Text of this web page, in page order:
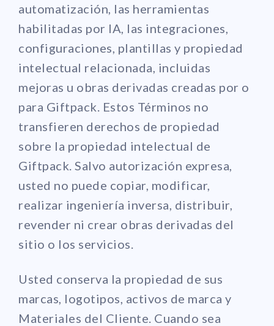
automatización, las herramientas
habilitadas por IA, las integraciones,
configuraciones, plantillas y propiedad
intelectual relacionada, incluidas
mejoras u obras derivadas creadas por o
para Giftpack. Estos Términos no
transfieren derechos de propiedad
sobre la propiedad intelectual de
Giftpack. Salvo autorización expresa,
usted no puede copiar, modificar,
realizar ingeniería inversa, distribuir,
revender ni crear obras derivadas del
sitio o los servicios.
Usted conserva la propiedad de sus
marcas, logotipos, activos de marca y
Materiales del Cliente. Cuando sea